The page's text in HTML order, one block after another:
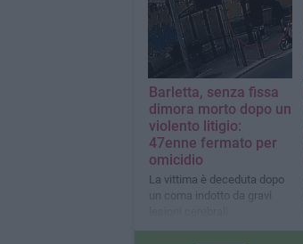
Barletta, senza fissa
dimora morto dopo un
violento litigio:
47enne fermato per
omicidio
La vittima è deceduta dopo
un coma indotto da gravi